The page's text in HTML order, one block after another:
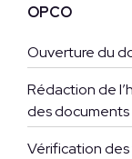
OPCO
Ouverture du
Rédaction de
des documents
Vérification